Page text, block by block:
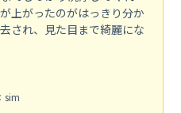
上がったのがはっきり分か
され、見た目まで綺麗にな
sim